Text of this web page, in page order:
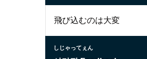
飛び込むのは大変
しじゃってぇん